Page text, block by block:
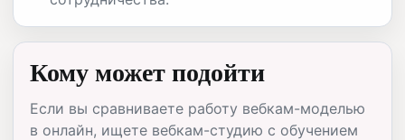
Кому может подойти
Если вы сравниваете работу вебкам-моделью
в онлайн, ищете вебкам-студию с обучением